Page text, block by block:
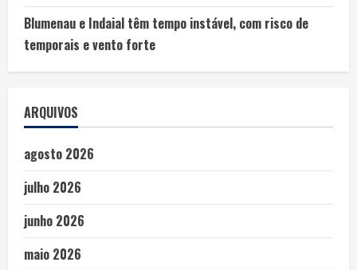
Blumenau e Indaial têm tempo instável, com risco de
temporais e vento forte
ARQUIVOS
agosto 2026
julho 2026
junho 2026
maio 2026